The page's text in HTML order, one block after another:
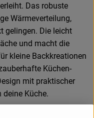
Das robuste
Wärmeverteilung,
gelingen. Die leicht
und macht die
kleine Backkreationen
Küchen-
mit praktischer
Küche.